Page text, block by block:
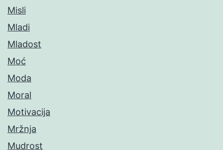
Misli
Mladi
Mladost
Moć
Moda
Moral
Motivacija
Mržnja
Mudrost